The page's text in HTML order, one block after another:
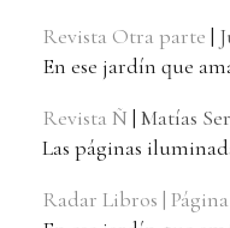
Revista Otra parte |
En ese jardín que
Revista Ñ | Matías
Las páginas
Radar Libros | Página